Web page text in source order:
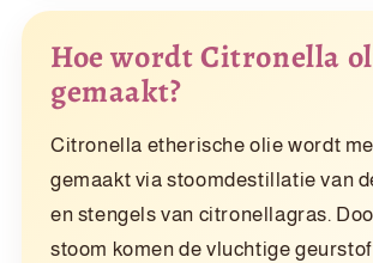
Hoe wordt Citronella
gemaakt?
Citronella etherische olie wordt
gemaakt via stoomdestillatie van
en stengels van citronellagras.
stoom komen de vluchtige